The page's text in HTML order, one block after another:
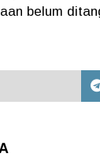
belum